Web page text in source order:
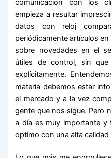
empieza a resultar
datos con reloj
periódicamente artículos
sobre novedades en el
útiles de control, sin
explícitamente.
materia debemos estar
el mercado y a la vez
gente que nos sigue. Pero
a día es muy importante y
optimo con una alta